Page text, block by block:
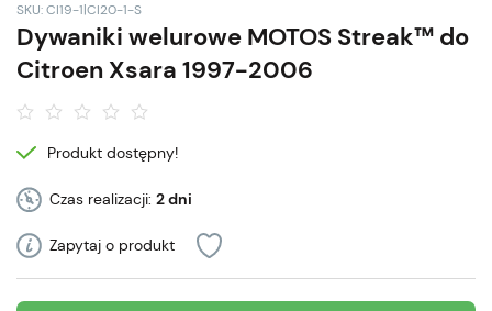
SKU: CI19-1|CI20-1-S
Dywaniki welurowe MOTOS Streak™ do
Citroen Xsara 1997-2006
Produkt dostępny!
Czas realizacji: 2 dni
Zapytaj o produkt